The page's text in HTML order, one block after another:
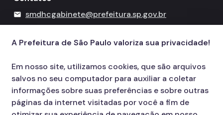
mail smdhcgabinete@prefeitura.sp.gov.br
156
A Prefeitura de São Paulo valoriza sua privacidade!
Em nosso site, utilizamos cookies, que são arquivos
salvos no seu computador para auxiliar a coletar
informações sobre suas preferências e sobre outras
páginas da internet visitadas por você a fim de